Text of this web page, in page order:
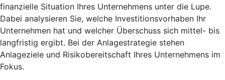
finanzielle Situation Ihres Unternehmens unter die Lupe.
Dabei analysieren Sie, welche Investitionsvorhaben Ihr
Unternehmen hat und welcher Überschuss sich mittel- bis
langfristig ergibt. Bei der Anlagestrategie stehen
Anlageziele und Risikobereitschaft Ihres Unternehmens im
Fokus.